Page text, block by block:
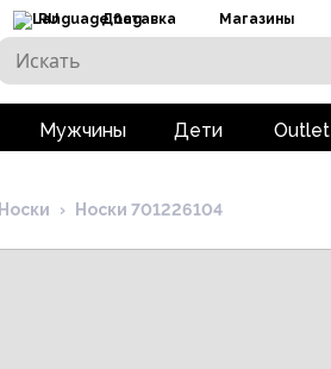
RU Доставка Магазины
Мужчины Дети Outlet
Носки › Носки 701226104